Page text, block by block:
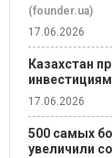
(founder.ua)
17.06.2026
Казахстан
17.06.2026
500 самых
увеличили